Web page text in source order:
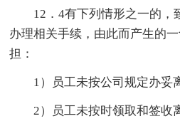
12．4有下列情形之一的，
办理相关手续，由此而产生的
担：
1）员工未按公司规定办妥
2）员工未按时领取和签收